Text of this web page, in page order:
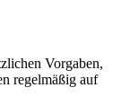
Vorgaben,
regelmäßig auf